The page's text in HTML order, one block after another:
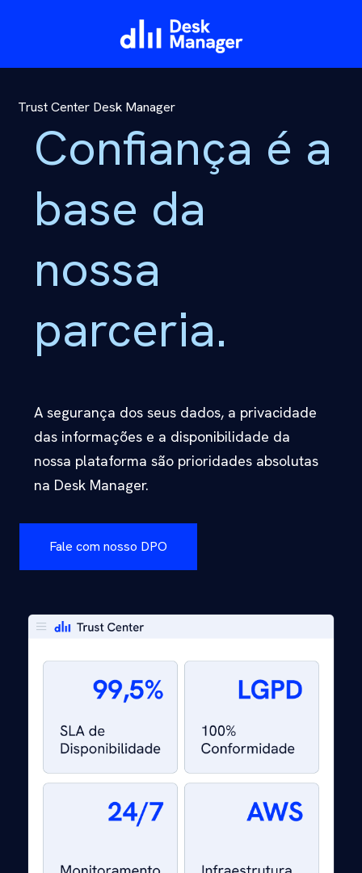
Trust Center Desk Manager
Confiança é a
base da
nossa
parceria.
A segurança dos seus dados, a privacidade
das informações e a disponibilidade da
nossa plataforma são prioridades absolutas
na Desk Manager.
Fale com nosso DPO